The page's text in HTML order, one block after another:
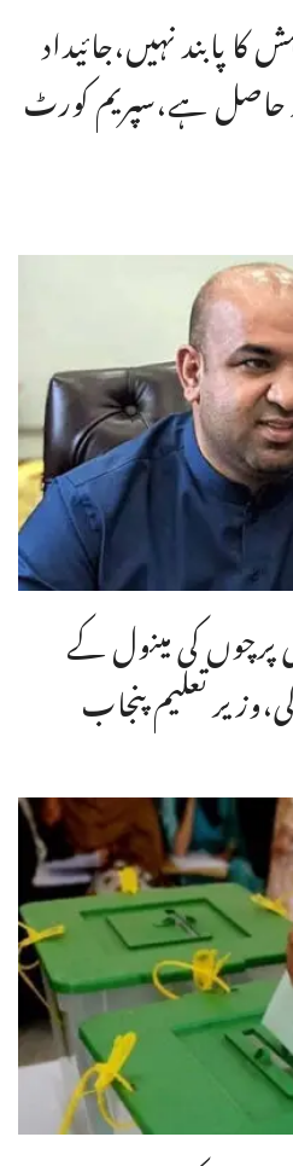
کا پابند نہیں،جائیداد
حاصل ہے،سپریم کورٹ
پرچوں کی مینول کے
تعلیم پنجاب